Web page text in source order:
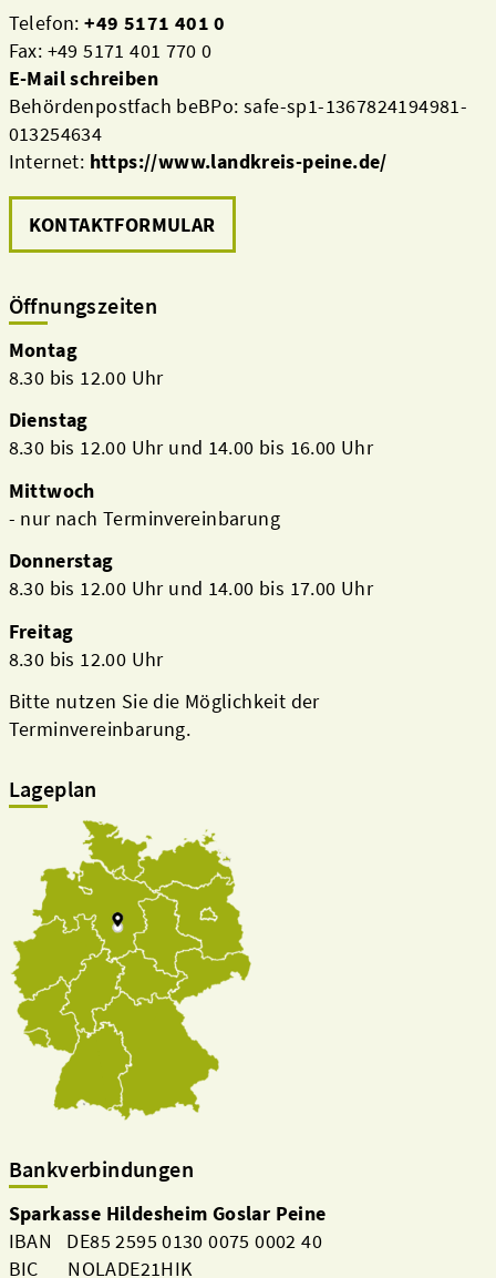
Telefon:+49 5171 401 0
Fax: +49 5171 401 770 0
E-Mail schreiben
Behördenpostfach beBPo: safe-sp1-1367824194981-
013254634
Internet: https://www.landkreis-peine.de/
KONTAKTFORMULAR
Öffnungszeiten
Montag
8.30 bis 12.00 Uhr
Dienstag
8.30 bis 12.00 Uhr und 14.00 bis 16.00 Uhr
Mittwoch
- nur nach Terminvereinbarung
Donnerstag
8.30 bis 12.00 Uhr und 14.00 bis 17.00 Uhr
Freitag
8.30 bis 12.00 Uhr
Bitte nutzen Sie die Möglichkeit der
Terminvereinbarung.
Lageplan
Bankverbindungen
Sparkasse Hildesheim Goslar Peine
IBAN DE85 2595 0130 0075 0002 40
BIC NOLADE21HIK